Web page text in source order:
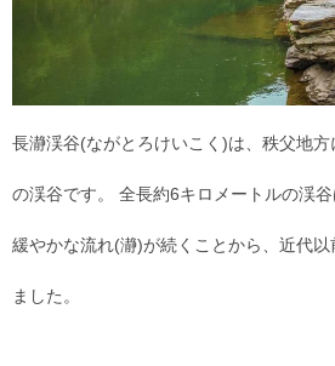
長瀞渓谷(ながとろけいこく)は、秩父地
の渓谷です。 全長約6キロメートルの渓
緩やかな流れ(瀞)が続くことから、近代
ました。